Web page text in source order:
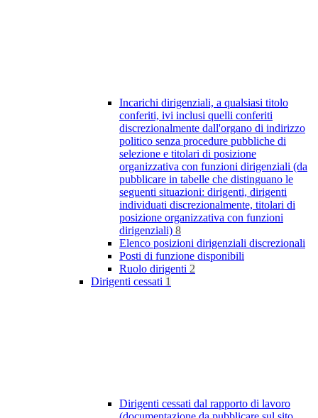
Incarichi dirigenziali, a qualsiasi titolo
conferiti, ivi inclusi quelli conferiti
discrezionalmente dall'organo di indirizzo
politico senza procedure pubbliche di
selezione e titolari di posizione
organizzativa con funzioni dirigenziali (da
pubblicare in tabelle che distinguano le
seguenti situazioni: dirigenti, dirigenti
individuati discrezionalmente, titolari di
posizione organizzativa con funzioni
dirigenziali) 8
Elenco posizioni dirigenziali discrezionali
Posti di funzione disponibili
Ruolo dirigenti 2
Dirigenti cessati 1
Dirigenti cessati dal rapporto di lavoro